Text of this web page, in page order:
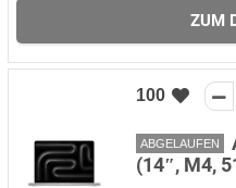
ZUM
100
ABGELAUFEN
(14″, M4,